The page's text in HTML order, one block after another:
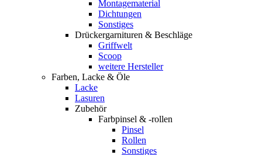
Montagematerial
Dichtungen
Sonstiges
Drückergarnituren & Beschläge
Griffwelt
Scoop
weitere Hersteller
Farben, Lacke & Öle
Lacke
Lasuren
Zubehör
Farbpinsel & -rollen
Pinsel
Rollen
Sonstiges